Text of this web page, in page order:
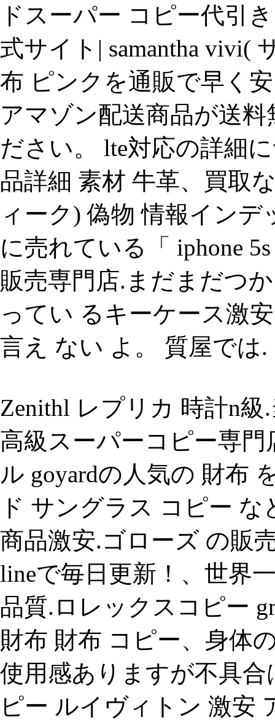
ドスーパー コピー代引
式サイト| samantha vivi(
布 ピンクを通販で早く
アマゾン配送商品が送料
ださい。 lte対応の詳細
品詳細 素材 牛革、買取
ィーク) 偽物 情報イン
に売れている「 iphone
販売専門店.まだまだつ
ってい るキーケース激
言え ない よ。 質屋では.
Zenithl レプリカ 時計n
高級スーパーコピー専
ル goyardの人気の 財布
ド サングラス コピー
商品激安.ゴローズ の販
lineで毎日更新！、世界
品質.ロレックスコピー
財布 財布 コピー、身体
使用感ありますが不具
ピー ルイヴィトン 激安